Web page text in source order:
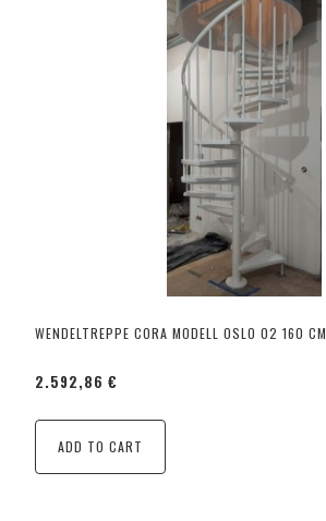
WENDELTREPPE CORA MODELL OSLO 02 160 CM
2.592,86 €
ADD TO CART